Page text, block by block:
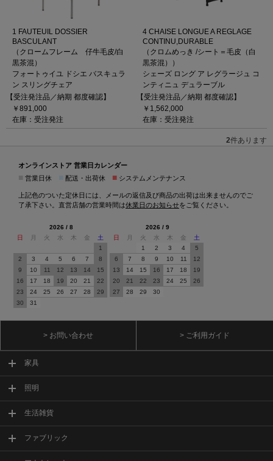
1 FAUTEUIL DOSSIER
BASCULANT
（クロームフレーム 仔牛毛皮/白
黒茶混）
フォートゥイユ ドシエ バスキュラ
ン スリングチェア
【受注発注品／納期 都度確認】
￥891,000
在庫：受注発注
4 CHAISE LONGUE A REGLAGE
CONTINU,DURABLE
（クロムめっき /シート＝毛皮（白
黒茶混））
シェーズ ロング ア レグラージュ コ
ンティニュ デュラーブル
【受注発注品／納期 都度確認】
￥1,562,000
在庫：受注発注
2件あります
オンラインストア 営業日カレンダー
営業日休 配送・出荷休 ■ システムメンテナンス
上記色のついた定休日には、メールの返信及び商品の出荷は出来ませんのでご
了承下さい。直営店舗の営業時間は休業日のお知らせをご覧ください。
2026 / 8
日
月 火 水 木 金
土
1
2
3 4 5 6 7
8
9
10 11 12 13 14
15
16
17 18 19 20 21
22
23
24 25 26 27 28
29
30
31
2026 / 9
日
月 火 水 木 金
土
1
2 3 4
5
6
7 8 9 10 11
12
13
14 15 16 17 18
19
20
21 22 23 24 25
26
27
28 29 30
> お問い合わせ > ご利用ガイド
家具
照明
生活雑貨
ファブリック